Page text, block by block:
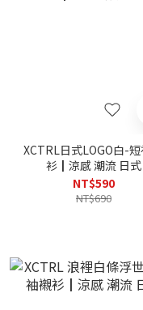
XCTRL日式LOGO白-
衫┃涼感 潮流 日式
NT$590
NT$690